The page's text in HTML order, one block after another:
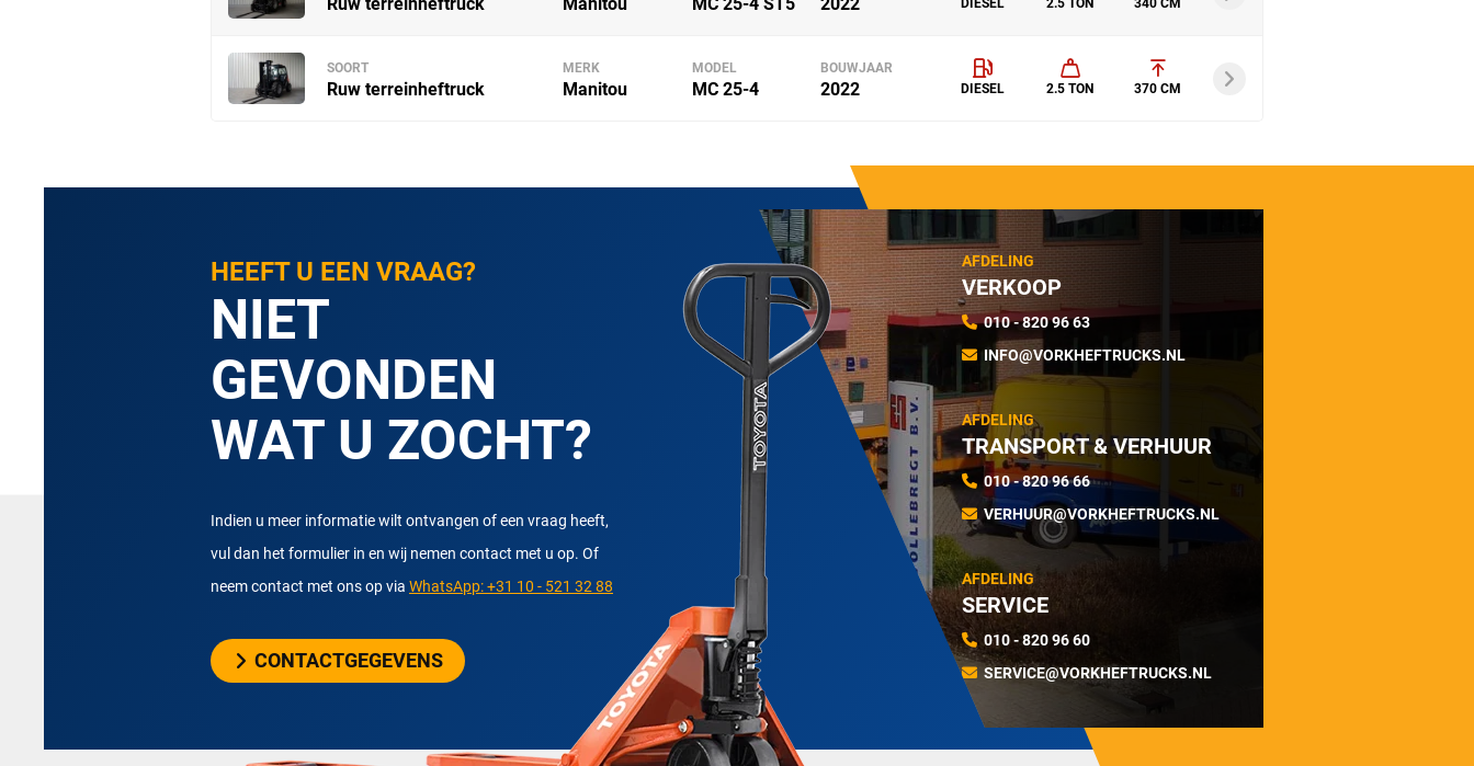
DIESEL 2.5 TON 340 CM
SOORT
Ruw terreinheftruck
MERK
Manitou
MODEL
MC 25-4
BOUWJAAR
2022 DIESEL 2.5 TON 370 CM
HEEFT U EEN VRAAG?
NIET
GEVONDEN
WAT U ZOCHT?
Indien u meer informatie wilt ontvangen of een vraag heeft,
vul dan het formulier in en wij nemen contact met u op. Of
neem contact met ons op via WhatsApp: +31 10 - 521 32 88
CONTACTGEGEVENS
AFDELING
VERKOOP
010 - 820 96 63
INFO@VORKHEFTRUCKS.NL
AFDELING
TRANSPORT & VERHUUR
010 - 820 96 66
VERHUUR@VORKHEFTRUCKS.NL
AFDELING
SERVICE
010 - 820 96 60
SERVICE@VORKHEFTRUCKS.NL